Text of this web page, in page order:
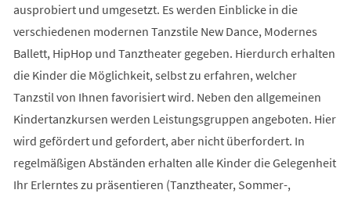
ausprobiert und umgesetzt. Es werden Einblicke in die
verschiedenen modernen Tanzstile New Dance, Modernes
Ballett, HipHop und Tanztheater gegeben. Hierdurch erhalten
die Kinder die Möglichkeit, selbst zu erfahren, welcher
Tanzstil von Ihnen favorisiert wird. Neben den allgemeinen
Kindertanzkursen werden Leistungsgruppen angeboten. Hier
wird gefördert und gefordert, aber nicht überfordert. In
regelmäßigen Abständen erhalten alle Kinder die Gelegenheit
Ihr Erlerntes zu präsentieren (Tanztheater, Sommer-,